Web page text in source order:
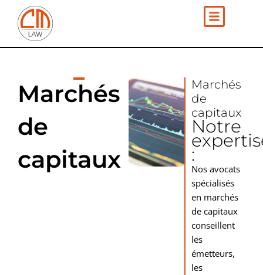
contenu
Marchés
de
capitaux
Marchés
de
capitaux
Notre
:
Nos avocats
spécialisés
en marchés
de capitaux
conseillent
les
émetteurs,
les